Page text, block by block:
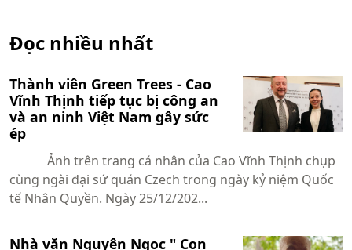
Đọc nhiều nhất
Thành viên Green Trees - Cao
Vĩnh Thịnh tiếp tục bị công an
và an ninh Việt Nam gây sức
ép
Ảnh trên trang cá nhân của Cao Vĩnh Thịnh chụp
cùng ngài đại sứ quán Czech trong ngày kỷ niệm Quốc
tế Nhân Quyền. Ngày 25/12/202...
Nhà văn Nguyên Ngọc " Con